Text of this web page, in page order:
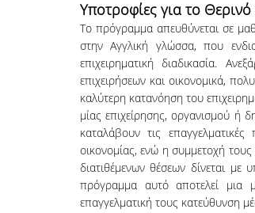
Υποτροφίες για το Θερινό
Το πρόγραμμα απευθύνεται σε
στην Αγγλική γλώσσα, που
επιχειρηματική διαδικασία.
επιχειρήσεων και οικονομικά,
καλύτερη κατανόηση του
μίας επιχείρησης, οργανισμού ή
καταλάβουν τις
οικονομίας, ενώ η συμμετοχή
διατιθέμενων θέσεων δίνεται
πρόγραμμα αυτό αποτελεί
επαγγελματική τους κατεύθυνση